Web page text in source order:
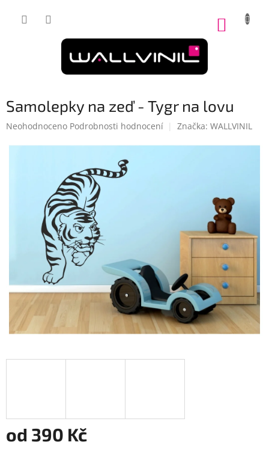
Samolepky na zeď - Tygr na lovu
Průměrné
produktu
hvězdiček.
Neohodnoceno Podrobnosti hodnocení Značka: WALLVINIL
od 390 Kč